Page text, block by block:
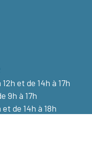
et de 14h à 17h
9h à 17h
de 14h à 18h